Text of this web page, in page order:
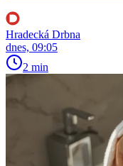
Hradecká Drbna
dnes, 09:05
2 min